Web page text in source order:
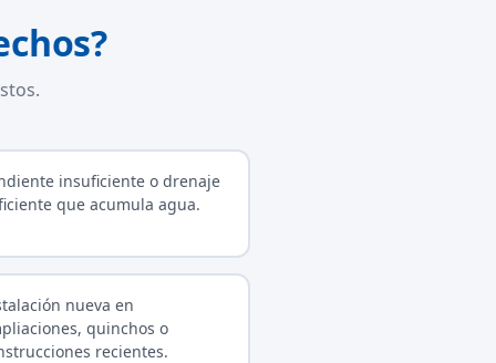
insuficiente o drenaje
que acumula agua.
nueva en
quinchos o
recientes.